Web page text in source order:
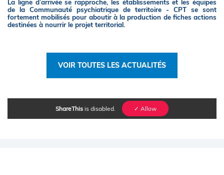
La ligne d’arrivée se rapproche, les établissements et les équipes
de la Communauté psychiatrique de territoire - CPT se sont
fortement mobilisés pour aboutir à la production de fiches actions
destinées à nourrir le projet territorial.
VOIR TOUTES LES ACTUALITÉS
ShareThis is disabled. ✓ Allow